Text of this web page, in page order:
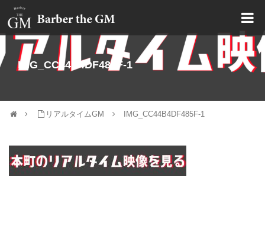
大阪・本町｜大人の散髪屋
IMG_CC44B4DF485F-1
リアルタイムGM IMG_CC44B4DF485F-1